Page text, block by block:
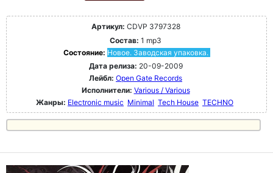
Артикул: CDVP 3797328
Состав: 1 mp3
Состояние: Новое. Заводская упаковка.
Дата релиза: 20-09-2009
Лейбл: Open Gate Records
Исполнители: Various / Various
Жанры: Electronic music Minimal Tech House TECHNO